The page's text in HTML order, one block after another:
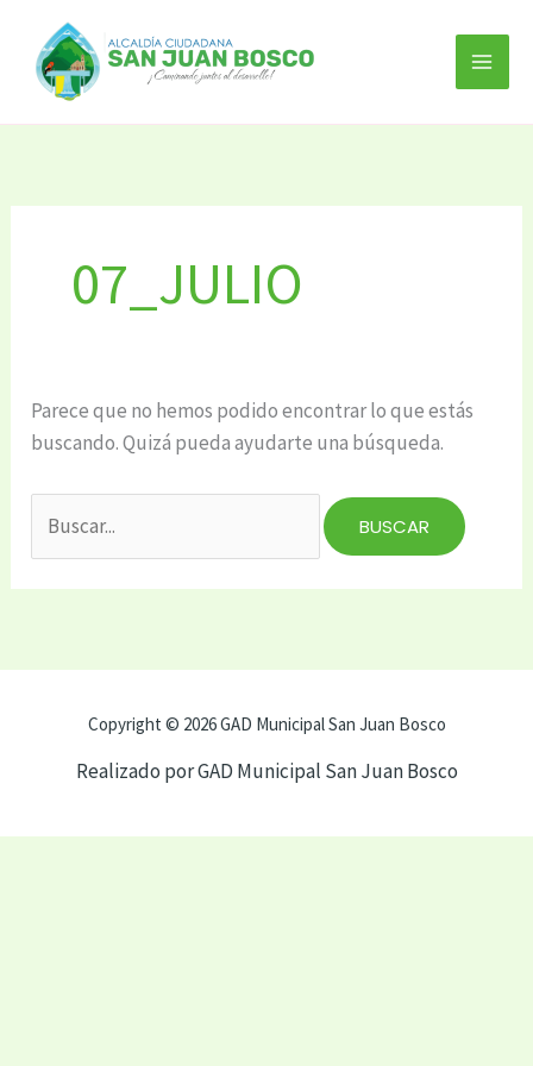
contenido
07_JULIO
Parece que no hemos podido encontrar lo que estás
buscando. Quizá pueda ayudarte una búsqueda.
por:
Copyright © 2026 GAD Municipal San Juan Bosco
Realizado por GAD Municipal San Juan Bosco